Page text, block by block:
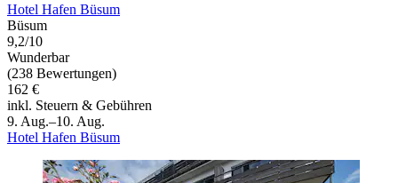
Hotel Hafen Büsum
Büsum
9,2/10
Wunderbar
(238 Bewertungen)
162 €
inkl. Steuern & Gebühren
9. Aug.–10. Aug.
Hotel Hafen Büsum